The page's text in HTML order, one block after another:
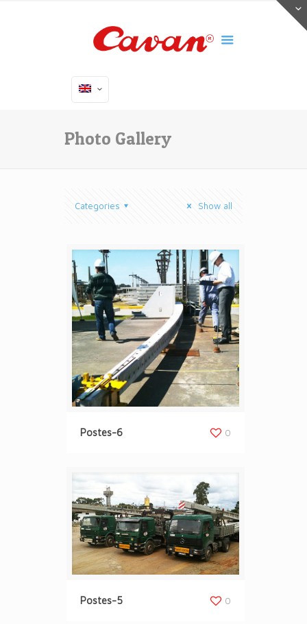
Photo Gallery
Categories Show all
Postes-6 0
Postes-5 0